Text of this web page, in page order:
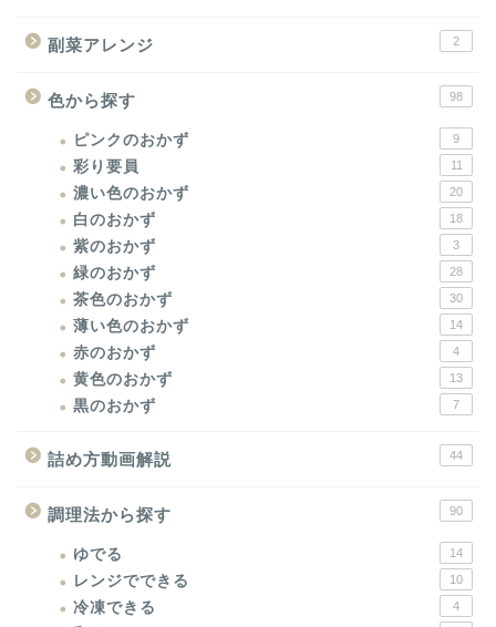
副菜アレンジ 2
色から探す 98
ピンクのおかず 9
彩り要員 11
濃い色のおかず 20
白のおかず 18
紫のおかず 3
緑のおかず 28
茶色のおかず 30
薄い色のおかず 14
赤のおかず 4
黄色のおかず 13
黒のおかず 7
詰め方動画解説 44
調理法から探す 90
ゆでる 14
レンジでできる 10
冷凍できる 4